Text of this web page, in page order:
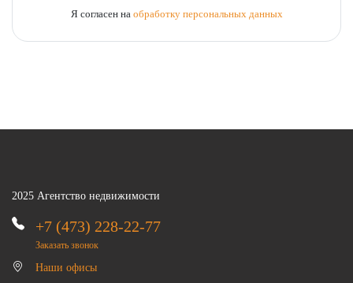
Я согласен на обработку персональных данных
2025 Агентство недвижимости
+7 (473) 228-22-77
Заказать звонок
Наши офисы